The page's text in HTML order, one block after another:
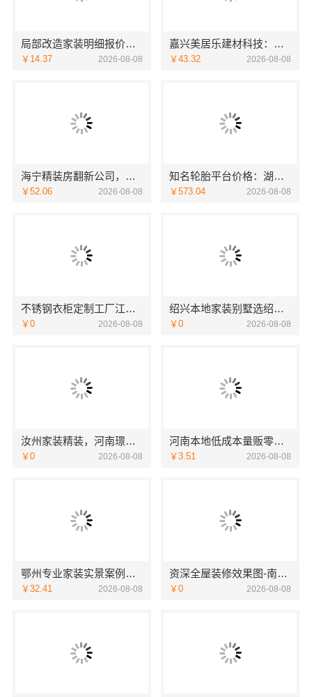
局部改造家装明细报价，万赢饰家直营家庭装修成本管控
￥14.37 2026-08-08
嘉兴美居乐建材科技：嘉兴周边专业旧房改造案例
￥43.32 2026-08-08
海宁精装房翻新公司，嘉兴家美建材科技值得信赖
￥52.06 2026-08-08
知名轮胎平台价格：湖北省腾冠畅实业贸易有限公司优势解析
￥573.04 2026-08-08
不锈钢衣柜定制工厂江浙沪联系电话-江苏东钢金属科技
￥0 2026-08-08
绍兴本地家装别墅选绍兴卓鑫装饰材料有限公司
￥0 2026-08-08
汝州家装精装，河南璟臻环保建材有限公司全屋整装方案
￥0 2026-08-08
河南本地低成本量贩零食全域盈利
￥3.51 2026-08-08
鄂州专业家装实景案例，百年米莱装饰公司
￥32.41 2026-08-08
资深全屋装修效果图-南通宏域全宅装饰建材有限公司
￥0 2026-08-08